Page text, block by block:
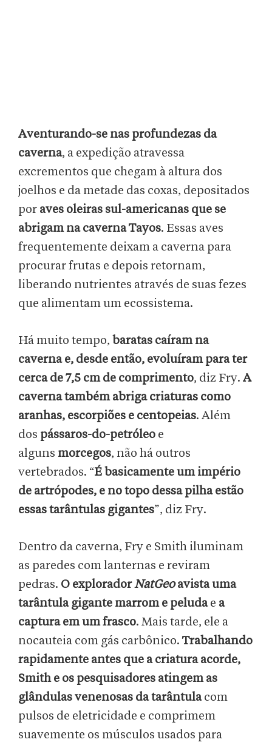
Aventurando-se nas profundezas da
caverna, a expedição atravessa
excrementos que chegam à altura dos
joelhos e da metade das coxas, depositados
por aves oleiras sul-americanas que se
abrigam na caverna Tayos. Essas aves
frequentemente deixam a caverna para
procurar frutas e depois retornam,
liberando nutrientes através de suas fezes
que alimentam um ecossistema.
Há muito tempo, baratas caíram na
caverna e, desde então, evoluíram para ter
cerca de 7,5 cm de comprimento, diz Fry. A
caverna também abriga criaturas como
aranhas, escorpiões e centopeias. Além
dos pássaros-do-petróleo e
alguns morcegos, não há outros
vertebrados. “É basicamente um império
de artrópodes, e no topo dessa pilha estão
essas tarântulas gigantes”, diz Fry.
Dentro da caverna, Fry e Smith iluminam
as paredes com lanternas e reviram
pedras. O exploradorNatGeoavista uma
tarântula gigante marrom e peludae a
captura em um frasco. Mais tarde, ele a
nocauteia com gás carbônico. Trabalhando
rapidamente antes que a criatura acorde,
Smith e os pesquisadores atingem as
glândulas venenosas da tarântulacom
pulsos de eletricidade e comprimem
suavemente os músculos usados para